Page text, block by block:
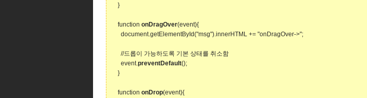
}
function onDragOver(event){
document.getElementById("msg").innerHTML += "onDragOver->";
//드롭이 가능하도록 기본 상태를 취소함
event.preventDefault();
}
function onDrop(event){